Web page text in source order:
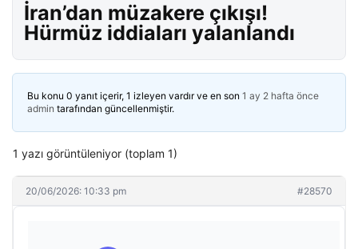
İran’dan müzakere çıkışı!
Hürmüz iddiaları yalanlandı
Bu konu 0 yanıt içerir, 1 izleyen vardır ve en son 1 ay 2 hafta önce
admin tarafından güncellenmiştir.
1 yazı görüntüleniyor (toplam 1)
20/06/2026: 10:33 pm #28570